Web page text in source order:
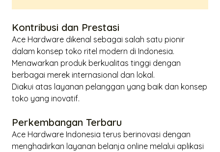
Kontribusi dan Prestasi
Ace Hardware dikenal sebagai salah satu pionir
dalam konsep toko ritel modern di Indonesia.
Menawarkan produk berkualitas tinggi dengan
berbagai merek internasional dan lokal.
Diakui atas layanan pelanggan yang baik dan konsep
toko yang inovatif.
Perkembangan Terbaru
Ace Hardware Indonesia terus berinovasi dengan
menghadirkan layanan belanja online melalui aplikasi